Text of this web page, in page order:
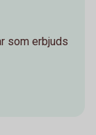
som erbjuds